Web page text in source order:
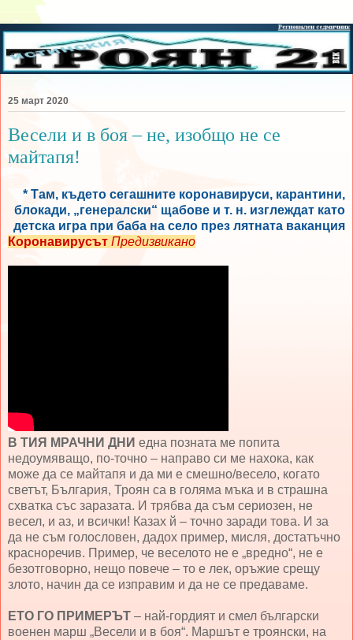
25 март 2020
Весели и в боя – не, изобщо не се
майтапя!
* Там, където сегашните коронавируси, карантини,
блокади, „генералски“ щабове и т. н. изглеждат като
детска игра при баба на село през лятната ваканция
Коронавирусът Предизвикано
В ТИЯ МРАЧНИ ДНИ една позната ме попита
недоумяващо, по-точно – направо си ме нахока, как
може да се майтапя и да ми е смешно/весело, когато
светът, България, Троян са в голяма мъка и в страшна
схватка със заразата. И трябва да съм сериозен, не
весел, и аз, и всички! Казах й – точно заради това. И за
да не съм голословен, дадох пример, мисля, достатъчно
красноречив. Пример, че веселото не е „вредно“, не е
безотговорно, нещо повече – то е лек, оръжие срещу
злото, начин да се изправим и да не се предаваме.
ЕТО ГО ПРИМЕРЪТ – най-гордият и смел български
военен марш „Весели и в боя“. Маршът е троянски, на